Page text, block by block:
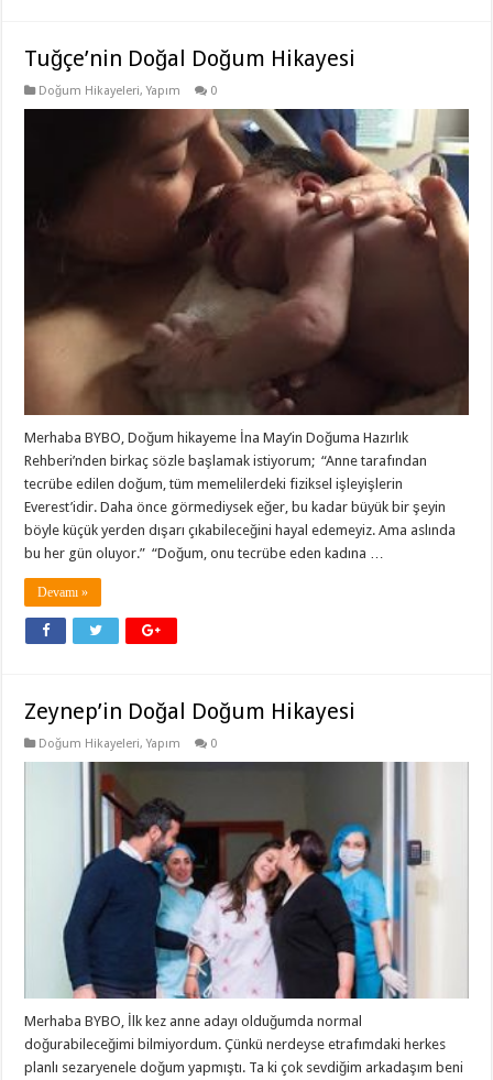
Tuğçe’nin Doğal Doğum Hikayesi
Doğum Hikayeleri,Yapım 0
Merhaba BYBO, Doğum hikayeme İna May’in Doğuma Hazırlık
Rehberi’nden birkaç sözle başlamak istiyorum; “Anne tarafından
tecrübe edilen doğum, tüm memelilerdeki fiziksel işleyişlerin
Everest’idir. Daha önce görmediysek eğer, bu kadar büyük bir şeyin
böyle küçük yerden dışarı çıkabileceğini hayal edemeyiz. Ama aslında
bu her gün oluyor.” “Doğum, onu tecrübe eden kadına …
Devamı »
Zeynep’in Doğal Doğum Hikayesi
Doğum Hikayeleri,Yapım 0
Merhaba BYBO, İlk kez anne adayı olduğumda normal
doğurabileceğimi bilmiyordum. Çünkü nerdeyse etrafımdaki herkes
planlı sezaryenele doğum yapmıştı. Ta ki çok sevdiğim arkadaşım beni